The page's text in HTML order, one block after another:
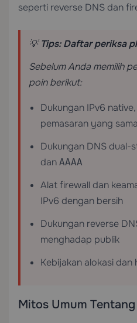
seperti reverse DNS dan
💡Tips: Daftar periksa
Sebelum Anda memilih
poin berikut:
Dukungan IPv6
pemasaran yang
Dukungan DNS dual-
dan AAAA
Alat firewall dan
IPv6 dengan bersih
Dukungan reverse
menghadap publik
Kebijakan alokasi
Mitos Umum